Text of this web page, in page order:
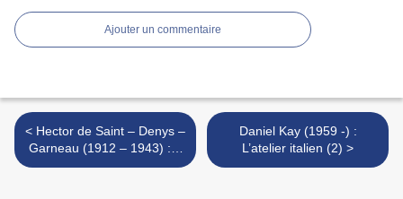
Ajouter un commentaire
< Hector de Saint – Denys –
Garneau (1912 – 1943) : «
Les cils des arbres... »
Daniel Kay (1959 -) :
L’atelier italien (2) >